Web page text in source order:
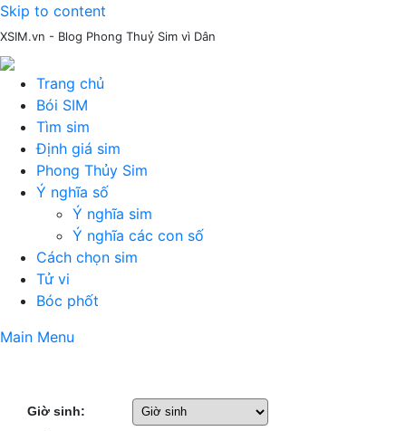
Skip to content
XSIM.vn - Blog Phong Thuỷ Sim vì Dân
Trang chủ
Bói SIM
Tìm sim
Định giá sim
Phong Thủy Sim
Ý nghĩa số
Ý nghĩa sim
Ý nghĩa các con số
Cách chọn sim
Tử vi
Bóc phốt
Main Menu
Giờ sinh: